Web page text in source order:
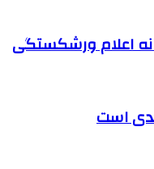
اعلام ورشکستگی
است